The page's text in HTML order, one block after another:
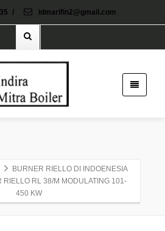
/ idmarifin2@gmail.com
BURNER RIELLO DI INDOENESIA
RIELLO RL 38/M MODULATING 101-
450 KW